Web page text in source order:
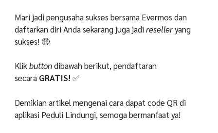
Mari jadi pengusaha sukses bersama Evermos dan
daftarkan diri Anda sekarang juga jadireselleryang
sukses! 🤑
Klikbuttondibawah berikut, pendaftaran
secara GRATIS! ✅
Demikian artikel mengenai cara dapat code QR di
aplikasi Peduli Lindungi, semoga bermanfaat ya!